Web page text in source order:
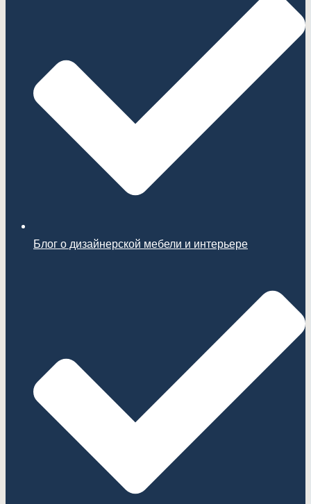
Блог о дизайнерской мебели и интерьере